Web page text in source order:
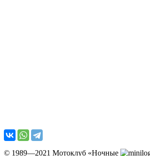
© 1989—2021 Мотоклуб «Ночные